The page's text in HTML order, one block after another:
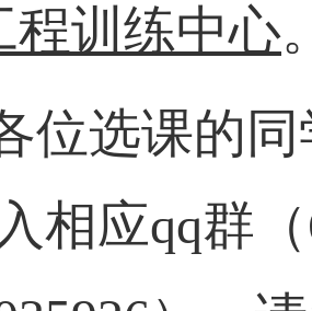
程训练中心
位选课的
相应qq群（